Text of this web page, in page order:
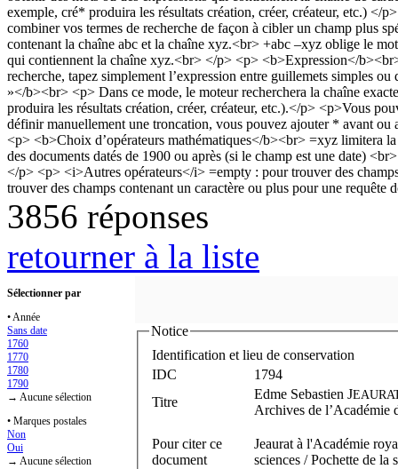
3856 réponses
retourner à la liste
Sélectionner par
• Année
Sans date
1760
1770
1780
1790
→ Aucune sélection
• Marques postales
Non
Oui
→ Aucune sélection
Notice
Identification et lieu de conservation
IDC
1794
Titre
Edme Sebastien J
Archives de l’Académie
Pour citer ce
document
Jeaurat à l'Académie
sciences / Pochette de la